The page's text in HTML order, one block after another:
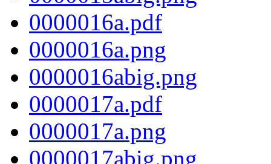
0000016a.pdf
0000016a.png
0000016abig.png
0000017a.pdf
0000017a.png
0000017abig.png